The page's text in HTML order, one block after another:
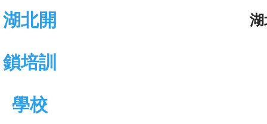
湖北開
鎖培訓
學校
湖